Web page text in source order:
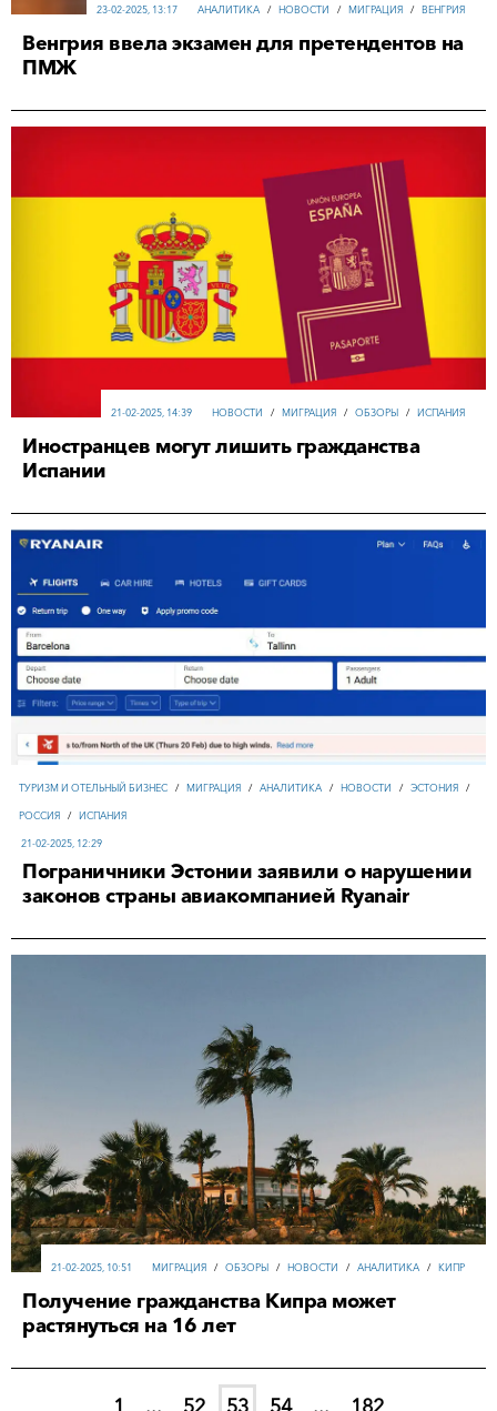
АНАЛИТИКА / НОВОСТИ / МИГРАЦИЯ / ВЕНГРИЯ
23-02-2025, 13:17
Венгрия ввела экзамен для претендентов на
ПМЖ
НОВОСТИ / МИГРАЦИЯ / ОБЗОРЫ / ИСПАНИЯ
21-02-2025, 14:39
Иностранцев могут лишить гражданства
Испании
ТУРИЗМ И ОТЕЛЬНЫЙ БИЗНЕС / МИГРАЦИЯ / АНАЛИТИКА / НОВОСТИ / ЭСТОНИЯ /
РОССИЯ / ИСПАНИЯ
21-02-2025, 12:29
Пограничники Эстонии заявили о нарушении
законов страны авиакомпанией Ryanair
МИГРАЦИЯ / ОБЗОРЫ / НОВОСТИ / АНАЛИТИКА / КИПР
21-02-2025, 10:51
Получение гражданства Кипра может
растянуться на 16 лет
1 ... 52 53 54 ... 182